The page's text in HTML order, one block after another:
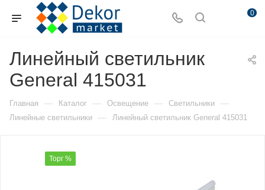
0
Линейный светильник
General 415031
Главная — Каталог — Освещение — Светильники —
Линейные светильники — Линейный светильник General 415031
Торг %